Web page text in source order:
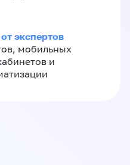
экспертов
мобильных
и